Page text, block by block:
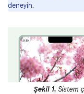
deneyin.
Şekil 1. Sistem